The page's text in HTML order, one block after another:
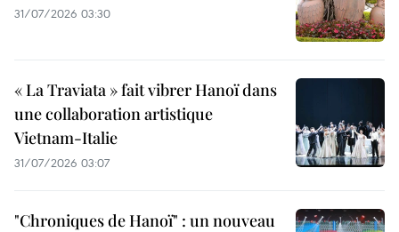
31/07/2026 03:30
« La Traviata » fait vibrer Hanoï dans
une collaboration artistique
Vietnam-Italie
31/07/2026 03:07
"Chroniques de Hanoï" : un nouveau